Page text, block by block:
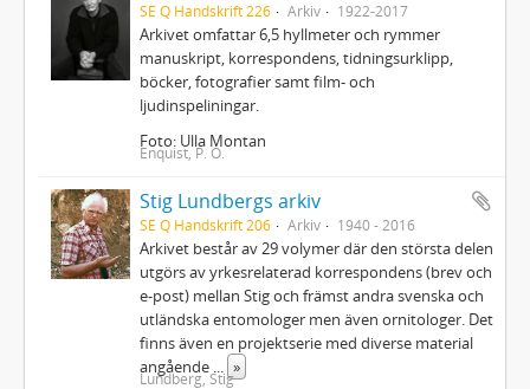
SE Q Handskrift 226 Arkiv 1922-2017
Arkivet omfattar 6,5 hyllmeter och rymmer
manuskript, korrespondens, tidningsurklipp,
böcker, fotografier samt film- och
ljudinspeliningar.
Foto: Ulla Montan
Enquist, P. O.
Stig Lundbergs arkiv
SE Q Handskrift 206 Arkiv 1940 - 2016
Arkivet består av 29 volymer där den största delen
utgörs av yrkesrelaterad korrespondens (brev och
e-post) mellan Stig och främst andra svenska och
utländska entomologer men även ornitologer. Det
finns även en projektserie med diverse material
angående
»
Lundberg, Stig